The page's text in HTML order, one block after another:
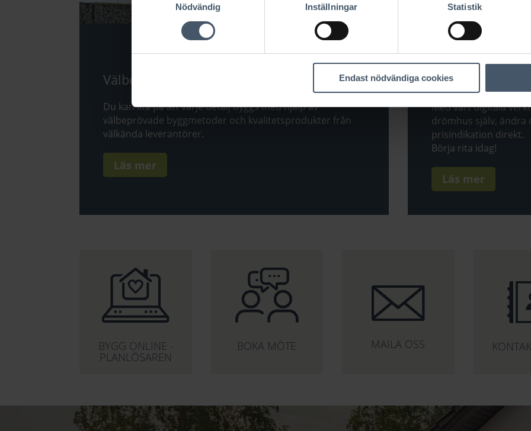
Nödvändig
Inställningar Statistik
Endast nödvändiga cookies
Välbeprövade byggmetoder
Du kan lita på att varje detalj byggs med hjälp av
välbeprövade byggmetoder och kvalitetsprodukter från
välkända leverantörer.
Läs mer
Börja resan till
Med vårt digitala
drömhus själv, ändra
prisindikation direkt.
Börja rita idag!
Läs mer
BYGG ONLINE -
PLANLÖSAREN
BOKA MÖTE MAILA OSS